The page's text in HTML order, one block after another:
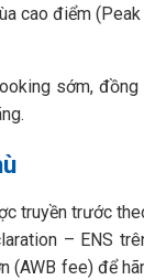
cao điểm
sớm,
truyền trước
– ENS
(AWB fee) để